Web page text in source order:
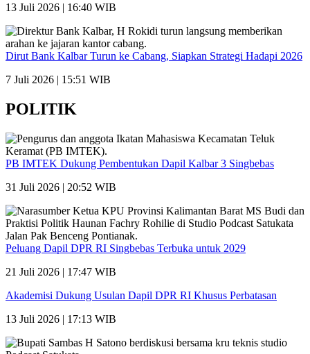
13 Juli 2026 | 16:40 WIB
Dirut Bank Kalbar Turun ke Cabang, Siapkan Strategi Hadapi 2026
7 Juli 2026 | 15:51 WIB
POLITIK
PB IMTEK Dukung Pembentukan Dapil Kalbar 3 Singbebas
31 Juli 2026 | 20:52 WIB
Peluang Dapil DPR RI Singbebas Terbuka untuk 2029
21 Juli 2026 | 17:47 WIB
Akademisi Dukung Usulan Dapil DPR RI Khusus Perbatasan
13 Juli 2026 | 17:13 WIB